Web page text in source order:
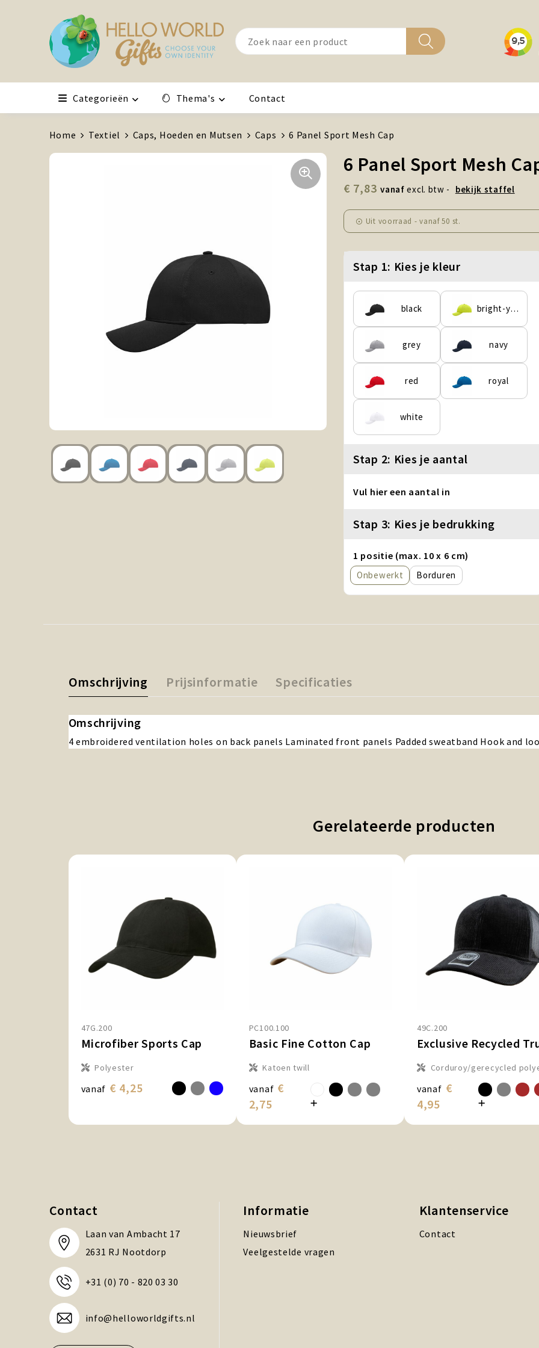
Categorieën Thema's Contact
Home Textiel Caps, Hoeden en Mutsen Caps 6 Panel Sport Mesh Cap
6 Panel Sport Mesh
€ 7,83 vanaf excl. btw - bekijk staffel
Uit voorraad -vanaf50 st.
Stap 1: Kies je kleur
black bright-yellow
grey navy
red royal
white
Stap 2: Kies je aantal
Vul hier een aantal in
Stap 3: Kies je bedrukking
1 positie (max. 10 x 6 cm)
Onbewerkt Borduren
Omschrijving Prijsinformatie Specificaties
Omschrijving
4 embroidered ventilation holes on back panels Laminated front panels Padded sweatband Hook and
Gerelateerde producten
47G.200
Microfiber Sports Cap
Polyester
vanaf € 4,25
PC100.100
Basic Fine Cotton Cap
Katoen twill
vanaf €
2,75
49C.200
Corduroy/gerecycled
vanaf €
4,95
Contact
Laan van Ambacht 17
2631 RJ Nootdorp
+31 (0) 70 - 820 03 30
info@helloworldgifts.nl
Informatie
Nieuwsbrief
Veelgestelde vragen
Klantenservice
Contact